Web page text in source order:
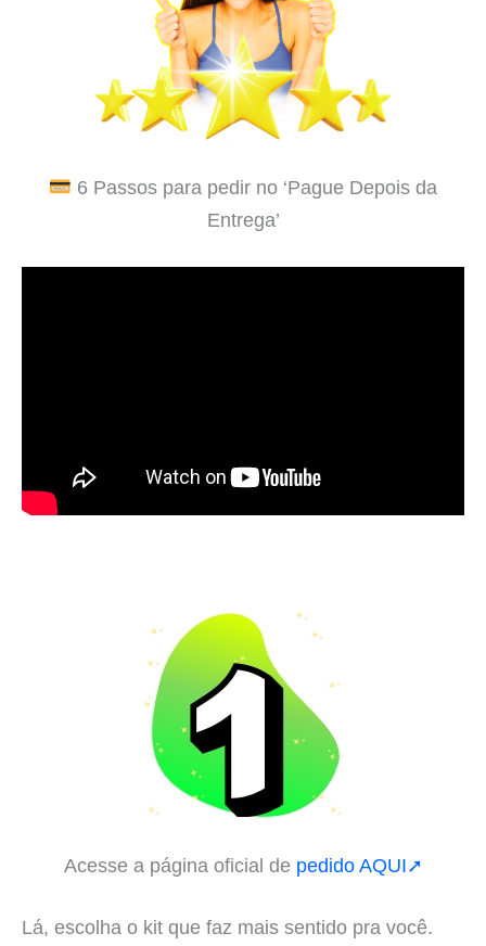
6 Passos para pedir no ‘Pague Depois da
Entrega’
Acesse a página oficial de pedido AQUI➚
Lá, escolha o kit que faz mais sentido pra você.